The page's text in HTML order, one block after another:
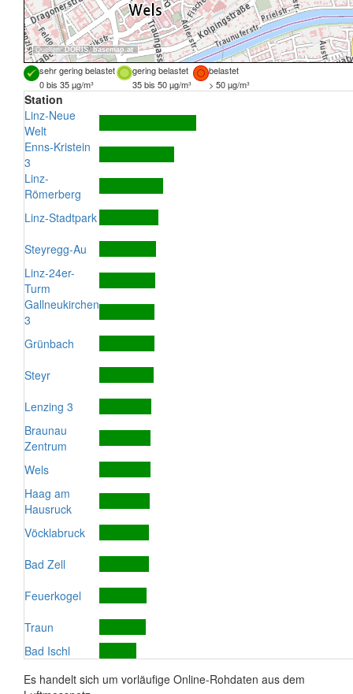
Quellen: DORIS, basemap.at
sehr gering belastet gering belastet
belastet
0 bis 35 µg/m³
35 bis 50 µg/m³ > 50 µg/m³
Station
Linz-Neue
Welt
Enns-Kristein
3
Linz-
Römerberg
Linz-Stadtpark
Steyregg-Au
Linz-24er-
Turm
Gallneukirchen
3
Grünbach
Steyr
Lenzing 3
Braunau
Zentrum
Wels
Haag am
Hausruck
Vöcklabruck
Bad Zell
Feuerkogel
Traun
Bad Ischl
Es handelt sich um vorläufige Online-Rohdaten aus dem